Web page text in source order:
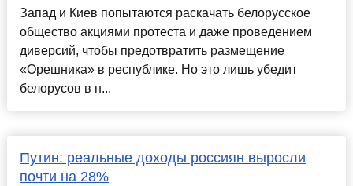
Запад и Киев попытаются раскачать белорусское
общество акциями протеста и даже проведением
диверсий, чтобы предотвратить размещение
«Орешника» в республике. Но это лишь убедит
белорусов в н...
Путин: реальные доходы россиян выросли
почти на 28%